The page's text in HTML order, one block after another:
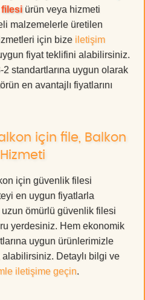
ürün veya hizmeti
malzemelerle üretilen
için bize iletişim
fiyat teklifini alabilirsiniz.
standartlarına uygun olarak
en avantajlı fiyatlarını
için file, Balkon
için güvenlik filesi
en uygun fiyatlarla
uzun ömürlü güvenlik filesi
yerdesiniz. Hem ekonomik
uygun ürünlerimizle
Detaylı bilgi ve
iletişime geçin.